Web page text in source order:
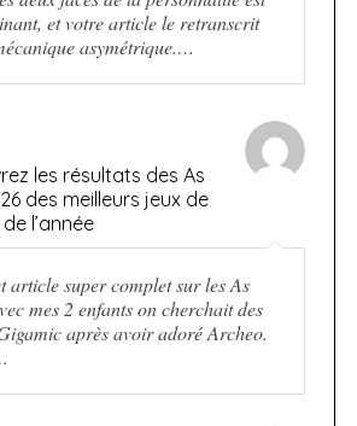
et votre article le retranscrit
asymétrique.…
les résultats des As
des meilleurs jeux de
l’année
article super complet sur les As
mes 2 enfants on cherchait des
après avoir adoré Archeo.